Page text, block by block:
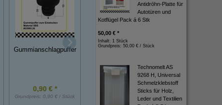
Gummianschlagpuffer
0,90 € *
Grundpreis: 0,90 € / Stück
*MUSTER*
Pufferprofil
3,25 € / Stück Grundpreis:
Antidröhn-Platte für
Autotüren und
Kotflügel Pack á 6 Stk
50,00 € *
Inhalt: 1 Stück
Grundpreis: 50,00 € / Stück
Technomelt AS
9268 H, Universal
Schmelzklebstoff
Sticks für Holz,
Leder und Textilien